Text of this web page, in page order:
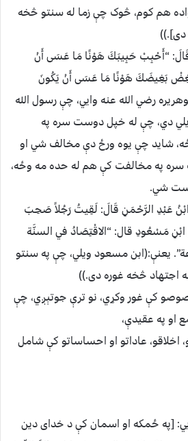
هم کوم، څوک چې زما له سنتو څخه
دى].))
قَالَ: “أَحْبِبْ حَبِيبَكَ هَوْنًا مَا عَسَى أَنْ
بَغِيضَكَ هَوْنًا مَا عَسَى أَنْ يَكُونَ
رضي الله عنه وايي، چې رسول الله
دي، چې له خپل دوست سره په
شايد چې يوه ورځ دې مخالف شي او
سره په مخالفت کې هم له حده مه وځه،
شي.
عَبْدِ الرَّحْمَنِ قَالَ: لَقِيتُ رَجُلاً صَحِبَ
ابْنِ مَسْعُودِ قال: “الاقْتِصَادُ في السنَّة
يعنې:(ابن مسعود ويلي، چې په سنتو
اجتهاد څخه غوره دى.))
کې غور وکړي، نو ترې جوتېږي، چې
او په عقيدې،
اخلاقو، عاداتو او احساساتو کې شامل
[په ځمکه او اسمان کې د خداى دين